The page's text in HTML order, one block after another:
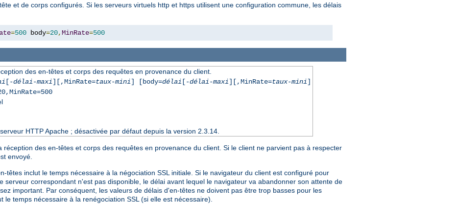
et de corps configurés. Si les serveurs virtuels http et https utilisent une configuration commune, les délais
=500 body=20,MinRate=500
des en-têtes et corps des requêtes en provenance du client.
[-délai-maxi][,MinRate=taux-mini] [body=délai [-délai-maxi][,MinRate=taux-mini]
HTTP Apache ; désactivée par défaut depuis la version 2.3.14.
des en-têtes et corps des requêtes en provenance du client. Si le client ne parvient pas à respecter
envoyé.
têtes inclut le temps nécessaire à la négociation SSL initiale. Si le navigateur du client est configuré pour
serveur correspondant n'est pas disponible, le délai avant lequel le navigateur va abandonner son attente de
important. Par conséquent, les valeurs de délais d'en-têtes ne doivent pas être trop basses pour les
temps nécessaire à la renégociation SSL (si elle est nécessaire).